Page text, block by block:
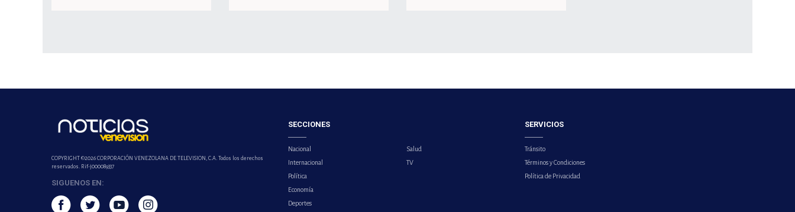
COPYRIGHT ©2026 CORPORACIÓN VENEZOLANA DE TELEVISION, C.A. Todos los derechos
reservados. Rif-j000089337
SIGUENOS EN:
SECCIONES
Nacional
Internacional
Política
Economía
Deportes
Salud
TV
SERVICIOS
Tránsito
Términos y Condiciones
Política de Privacidad